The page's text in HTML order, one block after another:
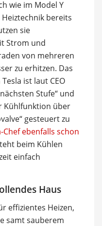
wie im Model Y
bereits
sie
Strom und
von mehreren
zu erhitzen. Das
ist laut CEO
Stufe“ und
Kühlfunktion über
gesteuert zu
Chef ebenfalls schon
beim Kühlen
einfach
Haus
effizientes Heizen,
samt sauberem